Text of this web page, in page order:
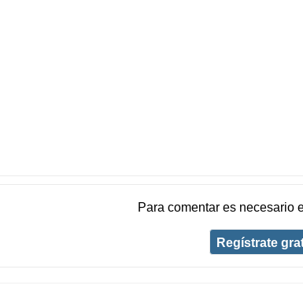
Para comentar es necesario
Regístrate